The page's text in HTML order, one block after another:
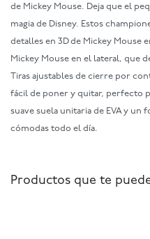
de Mickey Mouse. Deja que el
magia de Disney. Estos
detalles en 3D de Mickey Mouse
Mickey Mouse en el lateral, que
Tiras ajustables de cierre por
fácil de poner y quitar, perfecto
suave suela unitaria de EVA y
cómodas todo el día.
Productos que te